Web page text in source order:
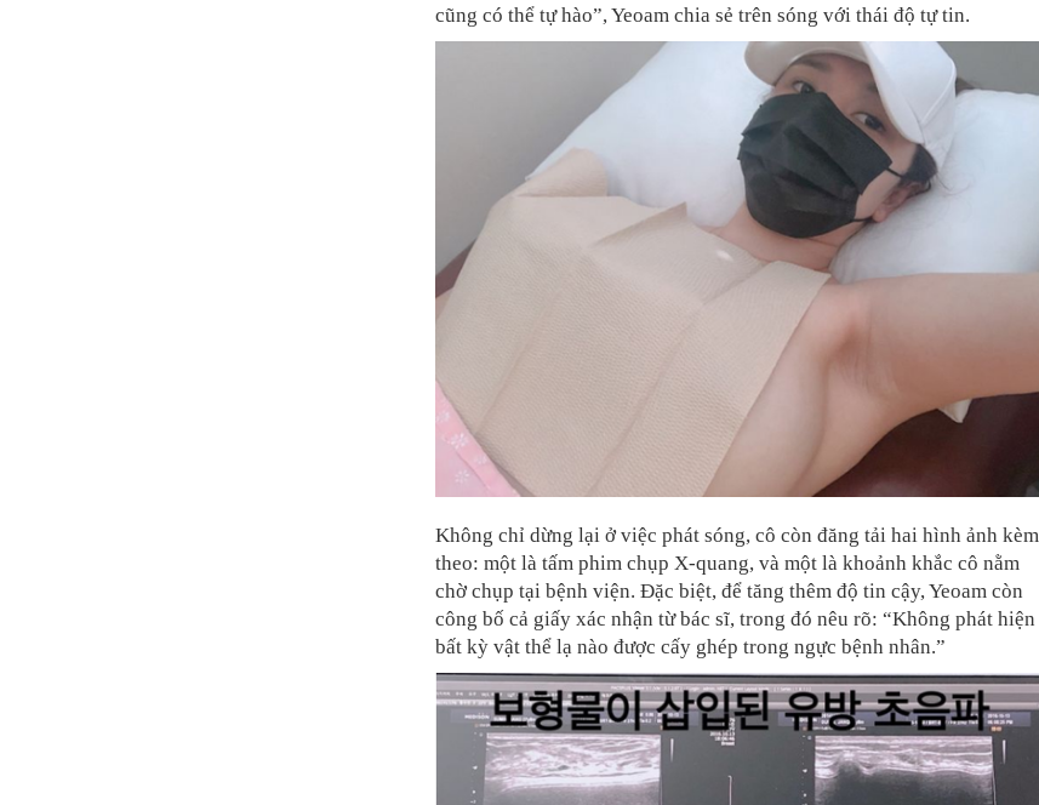
cũng có thể tự hào”, Yeoam chia sẻ trên sóng với thái độ tự tin.
Không chỉ dừng lại ở việc phát sóng, cô còn đăng tải hai hình ảnh kèm
theo: một là tấm phim chụp X-quang, và một là khoảnh khắc cô nằm
chờ chụp tại bệnh viện. Đặc biệt, để tăng thêm độ tin cậy, Yeoam còn
công bố cả giấy xác nhận từ bác sĩ, trong đó nêu rõ: “Không phát hiện
bất kỳ vật thể lạ nào được cấy ghép trong ngực bệnh nhân.”